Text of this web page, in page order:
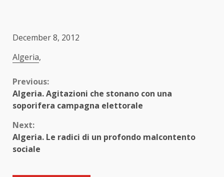
December 8, 2012
Algeria,
Continue
Reading
Previous:
Algeria. Agitazioni che stonano con una
soporifera campagna elettorale
Next:
Algeria. Le radici di un profondo malcontento
sociale